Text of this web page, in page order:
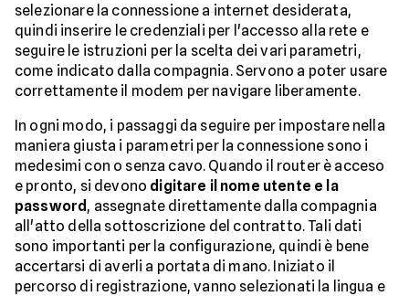
selezionare la connessione a internet desiderata,
quindi inserire le credenziali per l'accesso alla rete e
seguire le istruzioni per la scelta dei vari parametri,
come indicato dalla compagnia. Servono a poter usare
correttamente il modem per navigare liberamente.
In ogni modo, i passaggi da seguire per impostare nella
maniera giusta i parametri per la connessione sono i
medesimi con o senza cavo. Quando il router è acceso
e pronto, si devono digitare il nome utente e la
password , assegnate direttamente dalla compagnia
all'atto della sottoscrizione del contratto. Tali dati
sono importanti per la configurazione, quindi è bene
accertarsi di averli a portata di mano. Iniziato il
percorso di registrazione, vanno selezionati la lingua e